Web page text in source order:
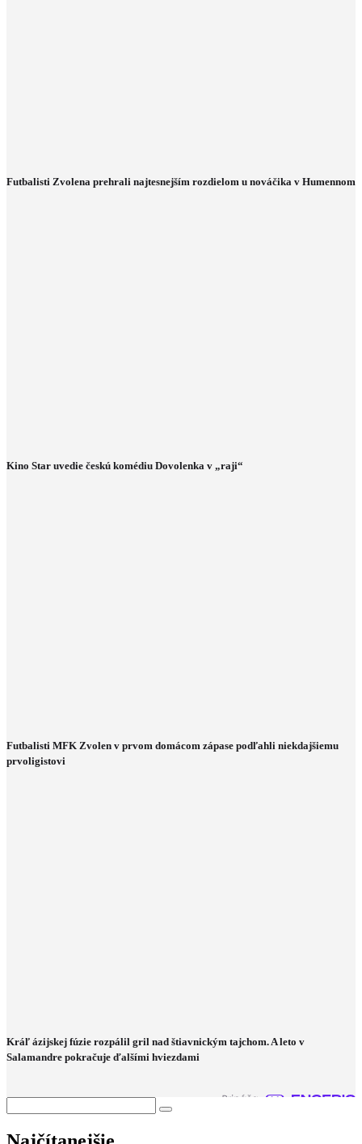
Futbalisti Zvolena prehrali najtesnejším rozdielom u nováčika v Humennom
Kino Star uvedie českú komédiu Dovolenka v „raji“
Futbalisti MFK Zvolen v prvom domácom zápase podľahli niekdajšiemu
prvoligistovi
Kráľ ázijskej fúzie rozpálil gril nad štiavnickým tajchom. A leto v
Salamandre pokračuje ďalšími hviezdami